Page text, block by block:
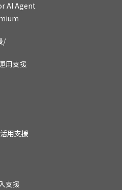
AI Agent
/
用支援
用支援
支援